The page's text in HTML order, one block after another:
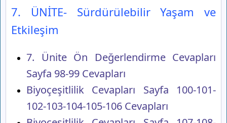
7. ÜNİTE- Sürdürülebilir Yaşam ve
Etkileşim
7. Ünite Ön Değerlendirme Cevapları
Sayfa 98-99 Cevapları
Biyoçeşitlilik Cevapları Sayfa 100-101-
102-103-104-105-106 Cevapları